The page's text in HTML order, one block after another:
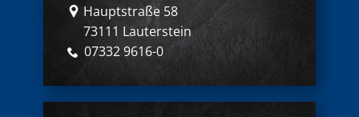
​Hauptstraße 58
73111 Lauterstein
07332 9616-0